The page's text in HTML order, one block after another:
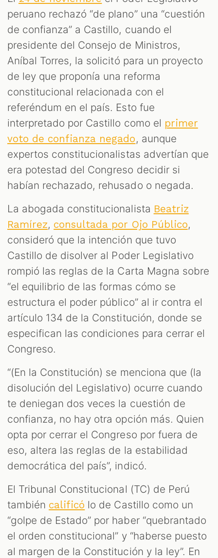
peruano rechazó “de plano” una “cuestión
de confianza” a Castillo, cuando el
presidente del Consejo de Ministros,
Aníbal Torres, la solicitó para un proyecto
de ley que proponía una reforma
constitucional relacionada con el
referéndum en el país. Esto fue
interpretado por Castillo como el primer
voto de confianza negado, aunque
expertos constitucionalistas advertían que
era potestad del Congreso decidir si
habían rechazado, rehusado o negada.
La abogada constitucionalista Beatriz
Ramírez, consultada por Ojo Público,
consideró que la intención que tuvo
Castillo de disolver al Poder Legislativo
rompió las reglas de la Carta Magna sobre
“el equilibrio de las formas cómo se
estructura el poder público” al ir contra el
artículo 134 de la Constitución, donde se
especifican las condiciones para cerrar el
Congreso.
“(En la Constitución) se menciona que (la
disolución del Legislativo) ocurre cuando
te deniegan dos veces la cuestión de
confianza, no hay otra opción más. Quien
opta por cerrar el Congreso por fuera de
eso, altera las reglas de la estabilidad
democrática del país”, indicó.
El Tribunal Constitucional (TC) de Perú
también calificó lo de Castillo como un
“golpe de Estado” por haber “quebrantado
el orden constitucional” y “haberse puesto
al margen de la Constitución y la ley”. En